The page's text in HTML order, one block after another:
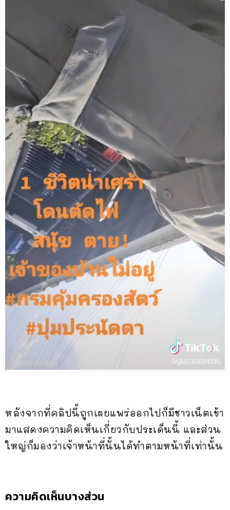
หลังจากที่คลิปนี้ถูกเผยแพร่ออกไปก็มีชาวเน็ตเข้า
มาแสดงความคิดเห็นเกี่ยวกับประเด็นนี้ และส่วน
ใหญ่ก็มองว่าเจ้าหน้าที่นั้นได้ทำตามหน้าที่เท่านั้น
ความคิดเห็นบางส่วน